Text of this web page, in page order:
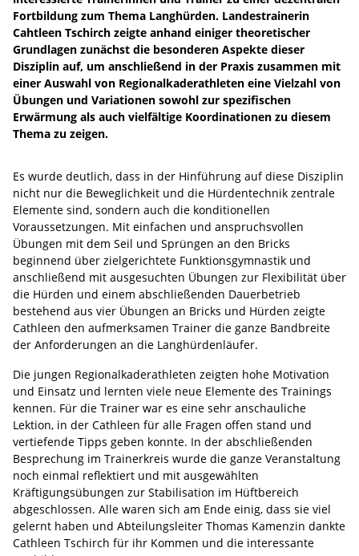
Fortbildung zum Thema Langhürden. Landestrainerin
Cahtleen Tschirch zeigte anhand einiger theoretischer
Grundlagen zunächst die besonderen Aspekte dieser
Disziplin auf, um anschließend in der Praxis zusammen mit
einer Auswahl von Regionalkaderathleten eine Vielzahl von
Übungen und Variationen sowohl zur spezifischen
Erwärmung als auch vielfältige Koordinationen zu diesem
Thema zu zeigen.
Es wurde deutlich, dass in der Hinführung auf diese Disziplin
nicht nur die Beweglichkeit und die Hürdentechnik zentrale
Elemente sind, sondern auch die konditionellen
Voraussetzungen. Mit einfachen und anspruchsvollen
Übungen mit dem Seil und Sprüngen an den Bricks
beginnend über zielgerichtete Funktionsgymnastik und
anschließend mit ausgesuchten Übungen zur Flexibilität über
die Hürden und einem abschließenden Dauerbetrieb
bestehend aus vier Übungen an Bricks und Hürden zeigte
Cathleen den aufmerksamen Trainer die ganze Bandbreite
der Anforderungen an die Langhürdenläufer.
Die jungen Regionalkaderathleten zeigten hohe Motivation
und Einsatz und lernten viele neue Elemente des Trainings
kennen. Für die Trainer war es eine sehr anschauliche
Lektion, in der Cathleen für alle Fragen offen stand und
vertiefende Tipps geben konnte. In der abschließenden
Besprechung im Trainerkreis wurde die ganze Veranstaltung
noch einmal reflektiert und mit ausgewählten
Kräftigungsübungen zur Stabilisation im Hüftbereich
abgeschlossen. Alle waren sich am Ende einig, dass sie viel
gelernt haben und Abteilungsleiter Thomas Kamenzin dankte
Cathleen Tschirch für ihr Kommen und die interessante